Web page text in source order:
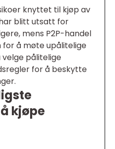
knyttet til kjøp av
blitt utsatt for
mens P2P-handel
å møte upålitelige
velge pålitelige
for å beskytte
kjøpe